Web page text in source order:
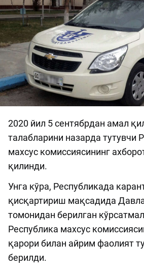
2020 йил 5 сентябрдан амал
талабларини назарда тутувчи
махсус комиссиясининг
қилинди.
Унга кўра, Республикада
қисқартириш мақсадида
томонидан берилган
Республика махсус
қарори билан айрим фаолият
берилди.